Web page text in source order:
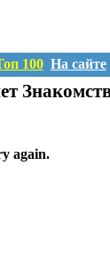
100 На сайте
again.